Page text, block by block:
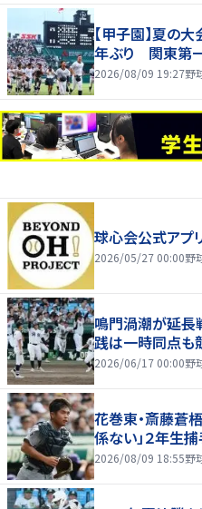
【甲子園】夏の
年ぶり 関東第
2026/08/09 19:27野
球心会公式アプ
2026/05/27 00:00野
鳴門渦潮が延
践は一時同点も
2026/06/17 00:00野
花巻東・斎藤蒼
係ない」２年生
2026/08/09 18:55野